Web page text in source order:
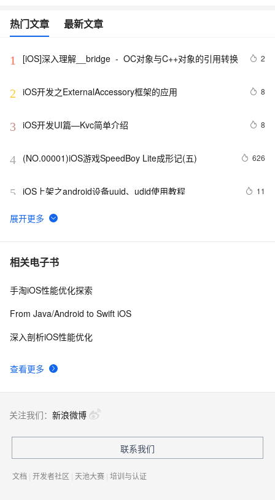
热门文章 最新文章
1 [iOS]深入理解__bridge  -  OC对象与C++对象的引用转换 2
2 iOS开发之ExternalAccessory框架的应用 8
3 iOS开发UI篇—Kvc简单介绍 8
4 (NO.00001)iOS游戏SpeedBoy Lite成形记(五) 626
5 iOS上架之android设备uuid、udid使用教程 11
6 环信 3.0 iOS 客户端的集成
7 【转】适配iOS9系统
8 从Unity开发到移动平台制胜攻略：全面解析iOS与
打造爆款手游不是梦——性能优化、广告集成与内购设置
全包含
相关电子书
查看更多
手淘iOS性能优化探索
From Java/Android to Swift iOS
深入剖析iOS性能优化
关注我们： 新浪微博
联系我们
文档 | 开发者社区 | 天池大赛 | 培训与认证